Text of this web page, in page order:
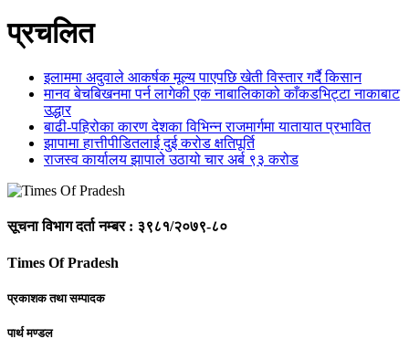
प्रचलित
इलाममा अदुवाले आकर्षक मूल्य पाएपछि खेती विस्तार गर्दै किसान
मानव बेचबिखनमा पर्न लागेकी एक नाबालिकाको काँकडभिट्टा नाकाबाट
उद्धार
बाढी-पहिरोका कारण देशका विभिन्न राजमार्गमा यातायात प्रभावित
झापामा हात्तीपीडितलाई दुई करोड क्षतिपूर्ति
राजस्व कार्यालय झापाले उठायो चार अर्ब ९३ करोड
सूचना विभाग दर्ता नम्बर : ३९८१/२०७९-८०
Times Of Pradesh
प्रकाशक तथा सम्पादक
पार्थ मण्डल